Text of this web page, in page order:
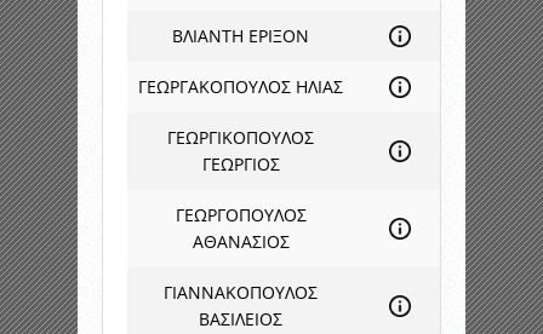
ΒΛΙΑΝΤΗ ΕΡΙΞΟΝ
ΓΕΩΡΓΑΚΟΠΟΥΛΟΣ ΗΛΙΑΣ
ΓΕΩΡΓΙΚΟΠΟΥΛΟΣ
ΓΕΩΡΓΙΟΣ
ΓΕΩΡΓΟΠΟΥΛΟΣ
ΑΘΑΝΑΣΙΟΣ
ΓΙΑΝΝΑΚΟΠΟΥΛΟΣ
ΒΑΣΙΛΕΙΟΣ